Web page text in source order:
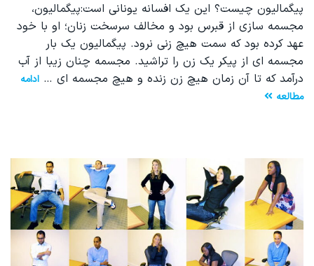
پیگمالیون چیست؟ این یک افسانه یونانی است:پیگمالیون،
مجسمه سازی از قبرس بود و مخالف سرسخت زنان؛ او با خود
عهد کرده بود که سمت هیچ زنی نرود. پیگمالیون یک بار
مجسمه ای از پیکر یک زن را تراشید. مجسمه چنان زیبا از آب
درآمد که تا آن زمان هیچ زن زنده و هیچ مجسمه ای … ادامه
مطالعه